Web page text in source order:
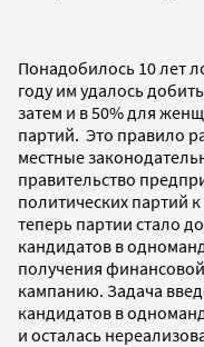
Понадобилось 10 лет
году им удалось
затем и в 50% для
партий. Это правило
местные
правительство
политических партий
теперь партии стало
кандидатов в
получения
кампанию. Задача
кандидатов в
и осталась